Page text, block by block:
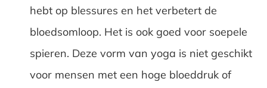
hebt op blessures en het verbetert de
bloedsomloop. Het is ook goed voor soepele
spieren. Deze vorm van yoga is niet geschikt
voor mensen met een hoge bloeddruk of